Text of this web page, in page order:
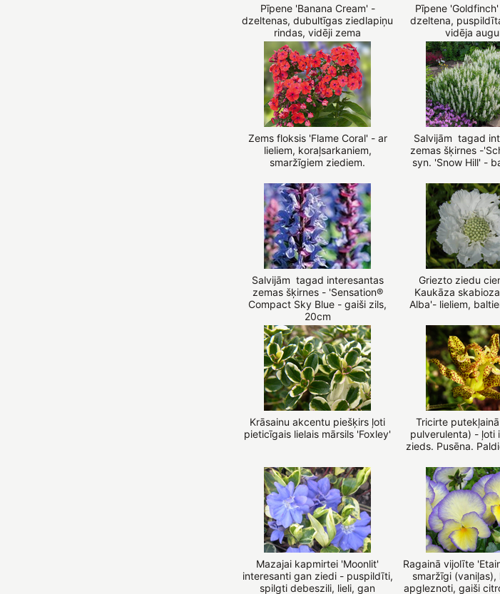
Pīpene 'Banana Cream' -
dzeltenas, dubultīgas ziedlapiņu
rindas, vidēji zema
Pīpene
dzeltena,
vidēja
Zems floksis 'Flame Coral' - ar
lieliem, koraļsarkaniem,
smaržīgiem ziediem.
Salvijām tagad
zemas šķirnes -
syn. 'Snow Hill' -
Salvijām tagad interesantas
zemas šķirnes - 'Sensation®
Compact Sky Blue - gaiši zils,
20cm
Griezto ziedu
Kaukāza
Alba'- lieliem,
Krāsainu akcentu piešķirs ļoti
pieticīgais lielais mārsils 'Foxley'
Tricirte
pulverulenta) - ļoti
zieds. Pusēna.
Mazajai kapmirtei 'Moonlit'
interesanti gan ziedi - puspildīti,
spilgti debeszili, lieli, gan
Ragainā vijolīte
smaržīgi (vaniļas),
apgleznoti, gaiši